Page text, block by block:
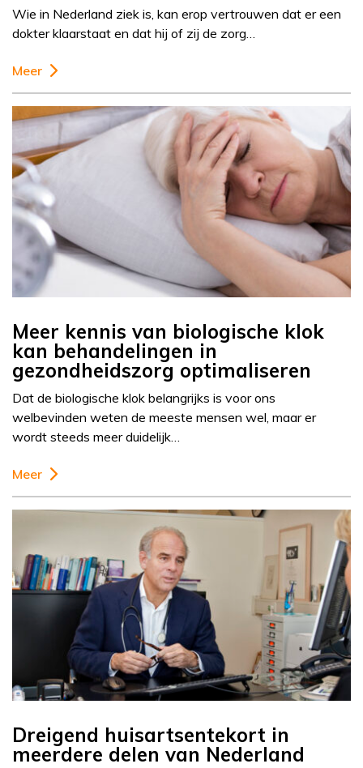
Wie in Nederland ziek is, kan erop vertrouwen dat er een
dokter klaarstaat en dat hij of zij de zorg…
Meer
Meer kennis van biologische klok
kan behandelingen in
gezondheidszorg optimaliseren
Dat de biologische klok belangrijks is voor ons
welbevinden weten de meeste mensen wel, maar er
wordt steeds meer duidelijk…
Meer
Dreigend huisartsentekort in
meerdere delen van Nederland